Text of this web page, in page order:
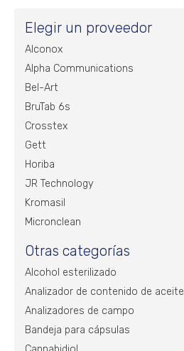
Elegir un proveedor
Alconox
Alpha Communications
Bel-Art
BruTab 6s
Crosstex
Gett
Horiba
JR Technology
Kromasil
Micronclean
Otras categorías
Alcohol esterilizado
Analizador de contenido de aceite
Analizadores de campo
Bandeja para cápsulas